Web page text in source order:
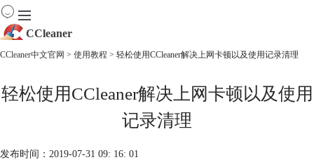
CCleaner
产品
CCleaner中文官网 > 使用教程 > 轻松使用CCleaner解决上网卡顿以及使用记录清理
轻松使用CCleaner解决上网卡顿以及使用
记录清理
发布时间：2019-07-31 09: 16: 01